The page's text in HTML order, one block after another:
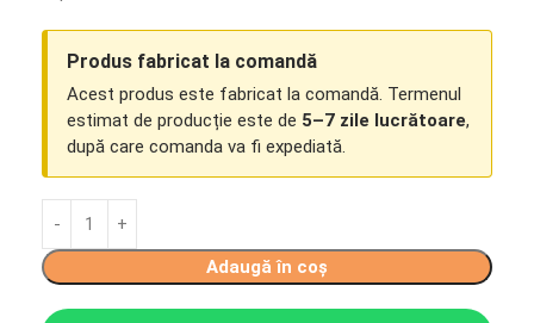
Produs fabricat la comandă
Acest produs este fabricat la comandă. Termenul
estimat de producție este de 5–7 zile lucrătoare,
după care comanda va fi expediată.
Adaugă în coș